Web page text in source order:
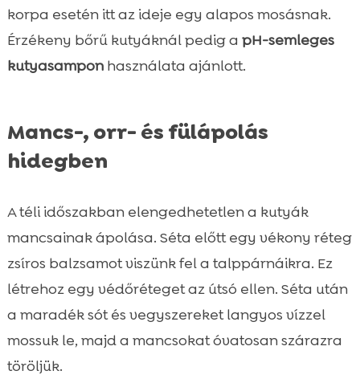
korpa esetén itt az ideje egy alapos mosásnak.
Érzékeny bőrű kutyáknál pedig a pH-semleges
kutyasamponhasználata ajánlott.
Mancs-, orr- és fülápolás
hidegben
A téli időszakban elengedhetetlen a kutyák
mancsainak ápolása. Séta előtt egy vékony réteg
zsíros balzsamot viszünk fel a talppárnáikra. Ez
létrehoz egy védőréteget az útsó ellen. Séta után
a maradék sót és vegyszereket langyos vízzel
mossuk le, majd a mancsokat óvatosan szárazra
töröljük.